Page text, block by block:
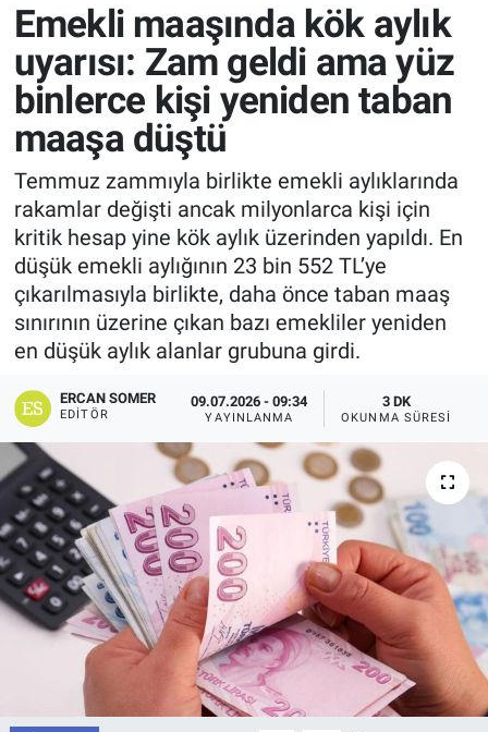
Emekli maaşında kök aylık
uyarısı: Zam geldi ama yüz
binlerce kişi yeniden taban
maaşa düştü
Temmuz zammıyla birlikte emekli aylıklarında
rakamlar değişti ancak milyonlarca kişi için
kritik hesap yine kök aylık üzerinden yapıldı. En
düşük emekli aylığının 23 bin 552 TL’ye
çıkarılmasıyla birlikte, daha önce taban maaş
sınırının üzerine çıkan bazı emekliler yeniden
en düşük aylık alanlar grubuna girdi.
ERCAN SOMER
EDITÖR
09.07.2026 - 09:34
YAYINLANMA
3 DK
OKUNMA SÜRESI